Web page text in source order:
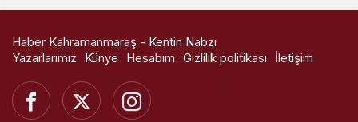
Haber Kahramanmaraş - Kentin Nabzı
Yazarlarımız
Künye Hesabım Gizlilik politikası İletişim